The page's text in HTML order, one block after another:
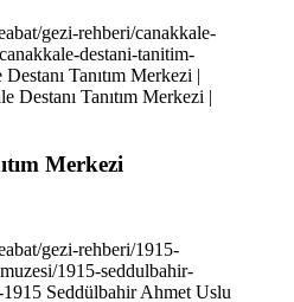
gezi-rehberi/canakkale-
destani-tanitim-
Tanıtım Merkezi |
Destanı Tanıtım Merkezi |
Merkezi
gezi-rehberi/1915-
1915-seddulbahir-
Seddülbahir Ahmet Uslu